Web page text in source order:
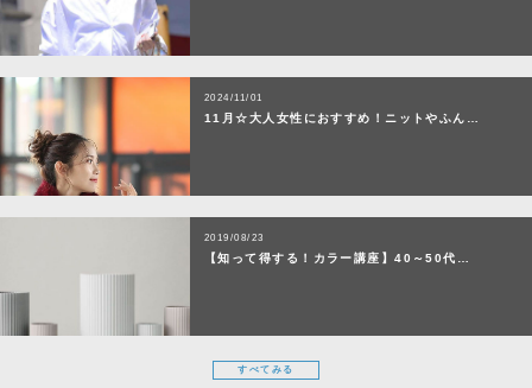
2024/11/01
11月☆大人女性におすすめ！ニットやふん…
2019/08/23
【知って得する！カラー講座】40～50代…
すべてみる